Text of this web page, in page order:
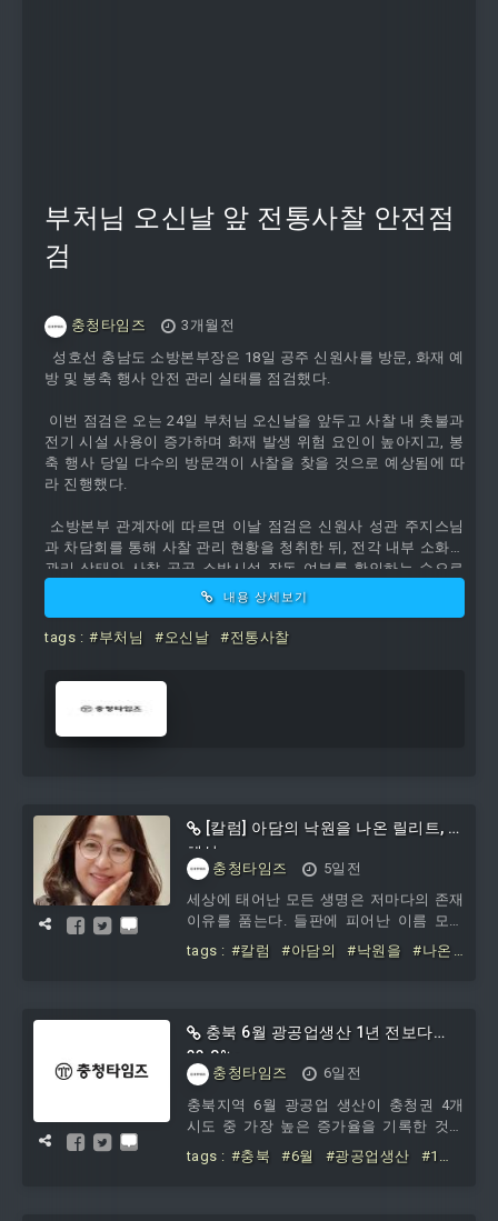
부처님 오신날 앞 전통사찰 안전점
검
충청타임즈
3개월전
성호선 충남도 소방본부장은 18일 공주 신원사를 방문, 화재 예
방 및 봉축 행사 안전 관리 실태를 점검했다.
이번 점검은 오는 24일 부처님 오신날을 앞두고 사찰 내 촛불과
전기 시설 사용이 증가하며 화재 발생 위험 요인이 높아지고, 봉
축 행사 당일 다수의 방문객이 사찰을 찾을 것으로 예상됨에 따
라 진행했다.
소방본부 관계자에 따르면 이날 점검은 신원사 성관 주지스님
과 차담회를 통해 사찰 관리 현황을 청취한 뒤, 전각 내부 소화기
관리 상태와 사찰 곳곳 소방시설 작동 여부를 확인하는 순으로
이어 봉...
내용 상세보기
tags : #부처님 #오신날 #전통사찰
[칼럼] 아담의 낙원을 나온 릴리트, 나
혜석
충청타임즈
5일전
세상에 태어난 모든 생명은 저마다의 존재
이유를 품는다. 들판에 피어난 이름 모를
풀 한 포기조차 햇볕을 받고 바람을 견디
며 자신만의 생명력을 증명한다. 그러나
다. 오랜 시간 동안 인류의 절반은 타인이
정해놓은 규칙과 용도에 맞춰 자신의 삶을
재단 당해야 했다. 태어난 이유를 스스로
증명하려는 몸짓이 도리어 죄가 되던 시
대, 그 억압의 사슬 속에서 스스로 빛을 발
하고자 했던 ‘비존재’들의 몸짓은 눈물겹
도록 아름답다. 역사 속에서 아담의 후예
tags : #칼럼 #아담의 #낙원을
#나온
충북 6월 광공업생산 1년 전보다
33.8%↑
충청타임즈
6일전
충북지역 6월 광공업 생산이 충청권 4개
시도 중 가장 높은 증가율을 기록한 것으
로 나타났다.1일 충청지방데이터청이 발
표한 ‘2026년 6월 충청지역 산업활동동
tags : #충북 #6월 #광공업생산
#1